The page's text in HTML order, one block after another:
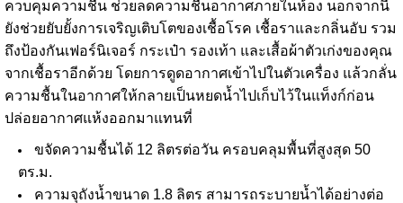
ควบคุมความชื้น ช่วยลดความชื้นอากาศภายในห้อง นอกจากนี้
ยังช่วยยับยั้งการเจริญเติบโตของเชื้อโรค เชื้อราและกลิ่นอับ รวม
ถึงป้องกันเฟอร์นิเจอร์ กระเป๋า รองเท้า และเสื้อผ้าตัวเก่งของคุณ
จากเชื้อราอีกด้วย โดยการดูดอากาศเข้าไปในตัวเครื่อง แล้วกลั่น
ความชื้นในอากาศให้กลายเป็นหยดน้ำไปเก็บไว้ในแท็งก์ก่อน
ปล่อยอากาศแห้งออกมาแทนที่
ขจัดความชื้นได้ 12 ลิตรต่อวัน ครอบคลุมพื้นที่สูงสุด 50
ตร.ม.
ความจุถังน้ำขนาด 1.8 ลิตร สามารถระบายน้ำได้อย่างต่อ